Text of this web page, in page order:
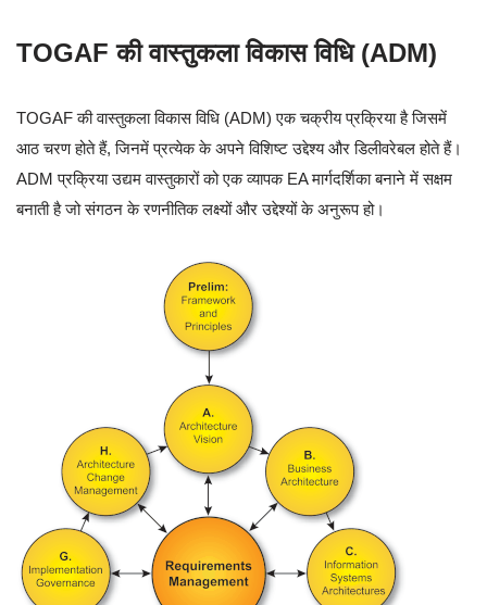
TOGAF की वास्तुकला विकास विधि (ADM)
TOGAF की वास्तुकला विकास विधि (ADM) एक चक्रीय प्रक्रिया है जिसमें
आठ चरण होते हैं, जिनमें प्रत्येक के अपने विशिष्ट उद्देश्य और डिलीवरेबल होते हैं।
ADM प्रक्रिया उद्यम वास्तुकारों को एक व्यापक EA मार्गदर्शिका बनाने में सक्षम
बनाती है जो संगठन के रणनीतिक लक्ष्यों और उद्देश्यों के अनुरूप हो।